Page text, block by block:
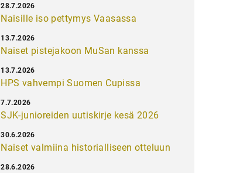
Naisille iso pettymys Vaasassa
28.7.2026
Naiset pistejakoon MuSan kanssa
13.7.2026
HPS vahvempi Suomen Cupissa
13.7.2026
SJK-junioreiden uutiskirje kesä 2026
7.7.2026
Naiset valmiina historialliseen otteluun
30.6.2026
28.6.2026